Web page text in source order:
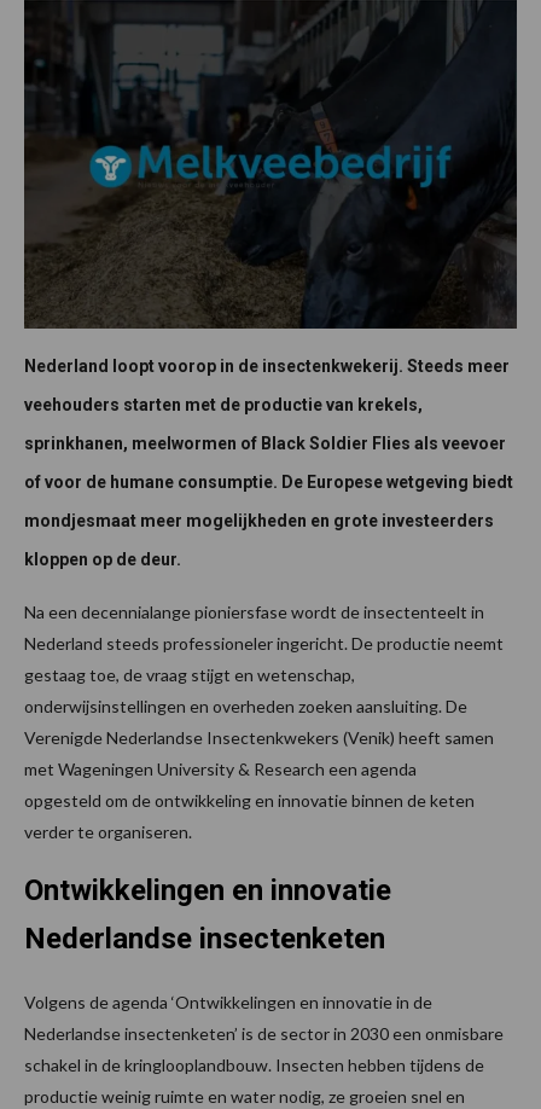
Nederland loopt voorop in de insectenkwekerij. Steeds meer
veehouders starten met de productie van krekels,
sprinkhanen, meelwormen of Black Soldier Flies als veevoer
of voor de humane consumptie. De Europese wetgeving biedt
mondjesmaat meer mogelijkheden en grote investeerders
kloppen op de deur.
Na een decennialange pioniersfase wordt de insectenteelt in
Nederland steeds professioneler ingericht. De productie neemt
gestaag toe, de vraag stijgt en wetenschap,
onderwijsinstellingen en overheden zoeken aansluiting. De
Verenigde Nederlandse Insectenkwekers (Venik) heeft samen
met Wageningen University & Research een agenda
opgesteld om de ontwikkeling en innovatie binnen de keten
verder te organiseren.
Ontwikkelingen en innovatie
Nederlandse insectenketen
Volgens de agenda ‘Ontwikkelingen en innovatie in de
Nederlandse insectenketen’ is de sector in 2030 een onmisbare
schakel in de kringlooplandbouw. Insecten hebben tijdens de
productie weinig ruimte en water nodig, ze groeien snel en